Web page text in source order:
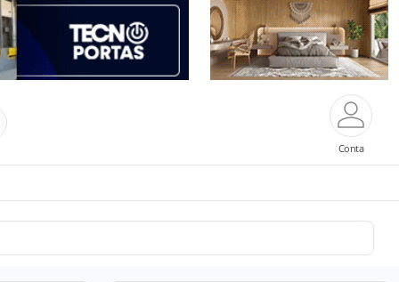
Conta